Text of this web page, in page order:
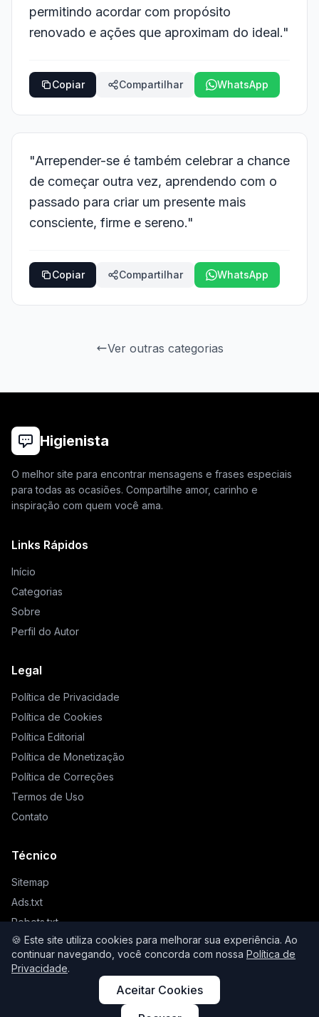
🍪 Este site utiliza cookies para melhorar sua experiência. Ao
continuar navegando, você concorda com nossa Política de
Privacidade.
Aceitar Cookies
permitindo acordar com propósito
renovado e ações que aproximam do ideal."
Copiar Compartilhar WhatsApp
"Arrepender-se é também celebrar a chance
de começar outra vez, aprendendo com o
passado para criar um presente mais
consciente, firme e sereno."
Copiar Compartilhar WhatsApp
Ver outras categorias
Higienista
O melhor site para encontrar mensagens e frases especiais
para todas as ocasiões. Compartilhe amor, carinho e
inspiração com quem você ama.
Links Rápidos
Início
Categorias
Sobre
Perfil do Autor
Legal
Política de Privacidade
Política de Cookies
Política Editorial
Política de Monetização
Política de Correções
Termos de Uso
Contato
Técnico
Sitemap
Ads.txt
Robots.txt
Llms.txt
© 2026 Higienista. Todos os direitos reservados.